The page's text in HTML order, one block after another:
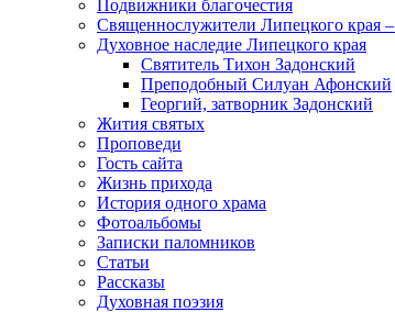
Подвижники благочестия
Священнослужители Липецкого края
Духовное наследие Липецкого края
Святитель Тихон Задонский
Преподобный Силуан Афонский
Георгий, затворник Задонский
Жития святых
Проповеди
Гость сайта
Жизнь прихода
История одного храма
Фотоальбомы
Записки паломников
Статьи
Рассказы
Духовная поэзия